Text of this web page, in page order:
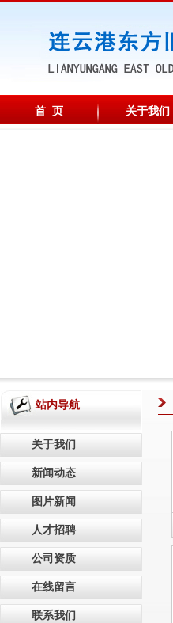
首 页 关于我们
站内导航
关于我们
新闻动态
图片新闻
人才招聘
公司资质
在线留言
联系我们